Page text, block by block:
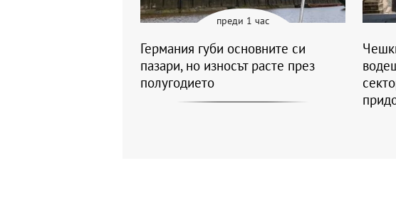
преди 1 час
Германия губи основните си
пазари, но износът расте през
полугодието